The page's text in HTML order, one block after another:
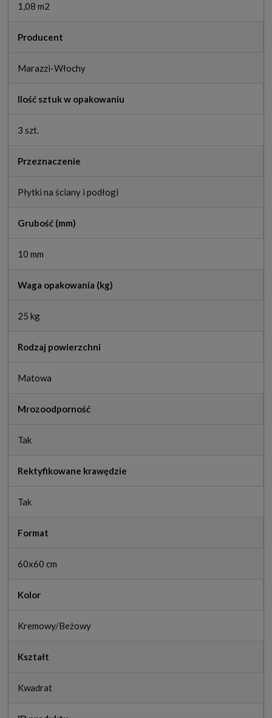
1,08 m2
Producent
Marazzi-Włochy
Ilość sztuk w opakowaniu
3 szt.
Przeznaczenie
Płytki na ściany i podłogi
Grubość (mm)
10 mm
Waga opakowania (kg)
25 kg
Rodzaj powierzchni
Matowa
Mrozoodporność
Tak
Rektyfikowane krawędzie
Tak
Format
60x60 cm
Kolor
Kremowy/Beżowy
Kształt
Kwadrat